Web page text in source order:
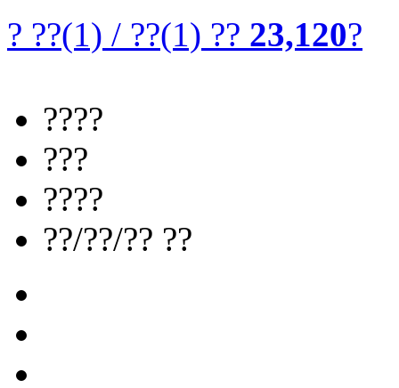
? ??(1) / ??(1) ?? 23,120?
????
???
????
??/??/?? ??